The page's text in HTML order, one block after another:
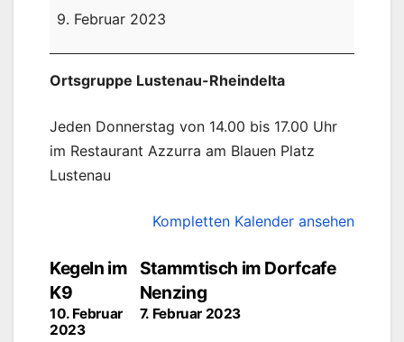
Stammtisch
Rheindelta
9. Februar 2023
Ortsgruppe Lustenau-Rheindelta
Jeden Donnerstag von 14.00 bis 17.00 Uhr
im Restaurant Azzurra am Blauen Platz
Lustenau
Kompletten Kalender ansehen
Beitragsnavigation
Stammtisch im Dorfcafe
Nenzing
7. Februar 2023
Kegeln im
K9
10. Februar
2023